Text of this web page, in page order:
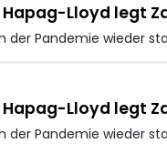
Lloyd legt
der Pandemie wieder
Lloyd legt
der Pandemie wieder